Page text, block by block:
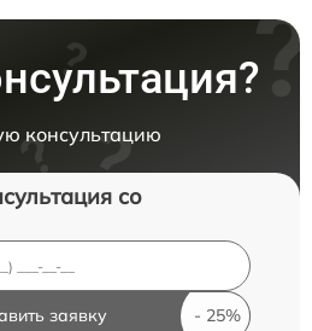
консультацию
со
заявку